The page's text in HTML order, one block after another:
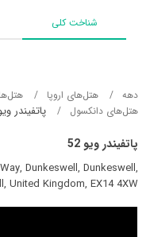
شناخت کلی
دهه هتل‌های اروپا
هتل‌های دانکسول
پاتفیندر ویو
پاتفیندر ویو 52
Dunkeswell, Dunkeswell,
United Kingdom, EX14 4XW